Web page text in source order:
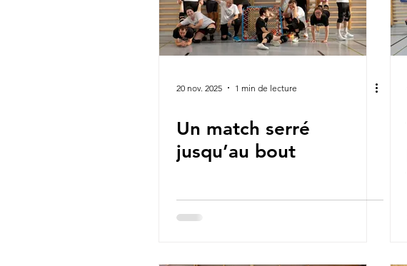
20 nov. 2025 1 min de lecture
Un match serré
jusqu’au bout